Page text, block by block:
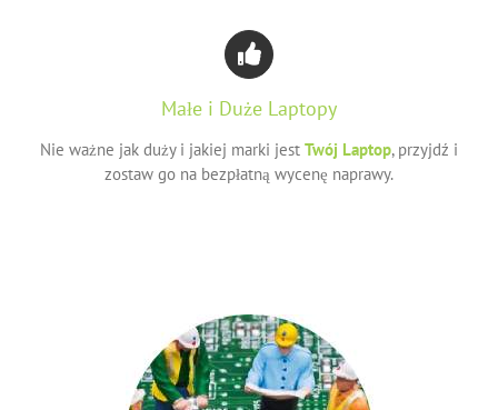
Małe i Duże Laptopy
Nie ważne jak duży i jakiej marki jest Twój Laptop, przyjdź i
zostaw go na bezpłatną wycenę naprawy.